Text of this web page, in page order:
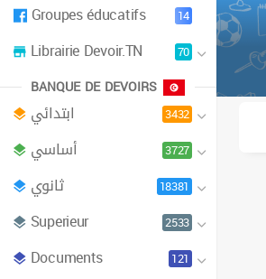
Groupes éducatifs 14
Librairie Devoir.TN 70
BANQUE DE DEVOIRS
ابتدائي 3432
أساسي 3727
ثانوي 18381
Superieur 2533
Documents 121